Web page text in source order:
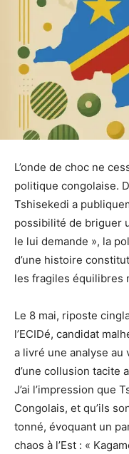
L’onde de choc ne
politique congolaise.
Tshisekedi a
possibilité de briguer
le lui demande », la
d’une histoire
les fragiles équilibres
Le 8 mai, riposte
l’ECIDé, candidat
a livré une analyse au
d’une collusion tacite
J’ai l’impression que
Congolais, et qu’ils
tonné, évoquant un
chaos à l’Est : «